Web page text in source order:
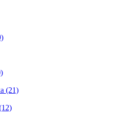
(21)